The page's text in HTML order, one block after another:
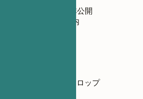
初期設定で非公開
通常30秒以内
ここに履歴書をドロップ